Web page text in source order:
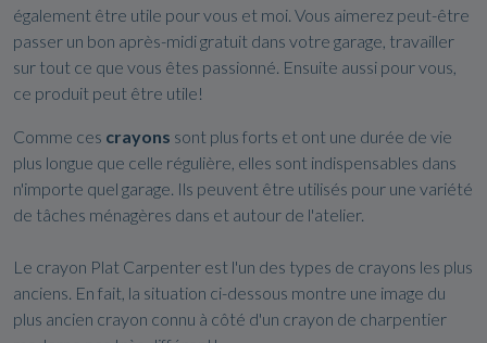
également être utile pour vous et moi. Vous aimerez peut-être
passer un bon après-midi gratuit dans votre garage, travailler
sur tout ce que vous êtes passionné. Ensuite aussi pour vous,
ce produit peut être utile!
Comme ces crayons sont plus forts et ont une durée de vie
plus longue que celle régulière, elles sont indispensables dans
n'importe quel garage. Ils peuvent être utilisés pour une variété
de tâches ménagères dans et autour de l'atelier.
Le crayon Plat Carpenter est l'un des types de crayons les plus
anciens. En fait, la situation ci-dessous montre une image du
plus ancien crayon connu à côté d'un crayon de charpentier